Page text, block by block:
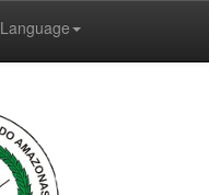
Language